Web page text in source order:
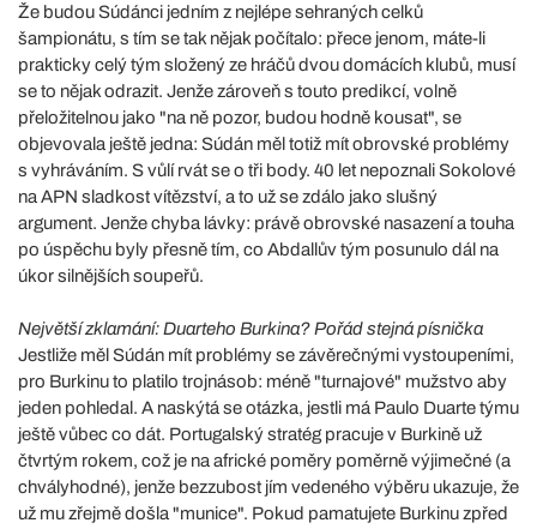
Že budou Súdánci jedním z nejlépe sehraných celků
šampionátu, s tím se tak nějak počítalo: přece jenom, máte-li
prakticky celý tým složený ze hráčů dvou domácích klubů, musí
se to nějak odrazit. Jenže zároveň s touto predikcí, volně
přeložitelnou jako "na ně pozor, budou hodně kousat", se
objevovala ještě jedna: Súdán měl totiž mít obrovské problémy
s vyhráváním. S vůlí rvát se o tři body. 40 let nepoznali Sokolové
na APN sladkost vítězství, a to už se zdálo jako slušný
argument. Jenže chyba lávky: právě obrovské nasazení a touha
po úspěchu byly přesně tím, co Abdallův tým posunulo dál na
úkor silnějších soupeřů.
Největší zklamání: Duarteho Burkina? Pořád stejná písnička
Jestliže měl Súdán mít problémy se závěrečnými vystoupeními,
pro Burkinu to platilo trojnásob: méně "turnajové" mužstvo aby
jeden pohledal. A naskýtá se otázka, jestli má Paulo Duarte týmu
ještě vůbec co dát. Portugalský stratég pracuje v Burkině už
čtvrtým rokem, což je na africké poměry poměrně výjimečné (a
chvályhodné), jenže bezzubost jím vedeného výběru ukazuje, že
už mu zřejmě došla "munice". Pokud pamatujete Burkinu zpřed